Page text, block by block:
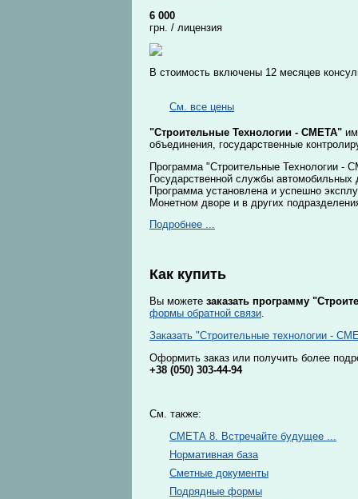
6 000
грн. / лицензия
В стоимость включены 12 месяцев
См. все цены
"Строительные Технологии - СМЕТА"
объединения, государственные
Программа "Строительные Технологии -
Государственной службы автомобильных
Программа установлена и успешно
Монетном дворе и в других
Подробнее ...
Как купить
Вы можете заказать программу
формы обратной связи.
Заказать "Строительные технологии -
Оформить заказ или получить более
+38 (050) 303-44-94
См. также:
СМЕТА 8. Встречайте будущее ...
Нормативная база
Сметные документы
Подрядные формы